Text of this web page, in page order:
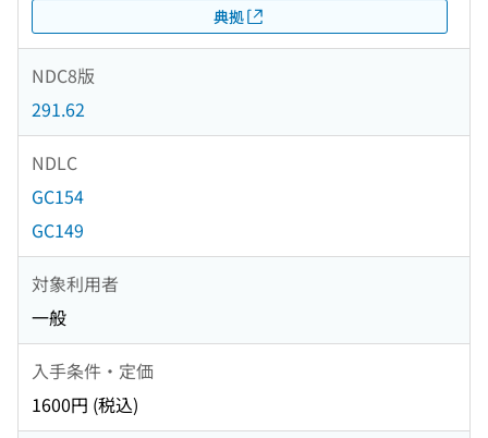
典拠
NDC8版
291.62
NDLC
GC154
GC149
対象利用者
一般
入手条件・定価
1600円 (税込)